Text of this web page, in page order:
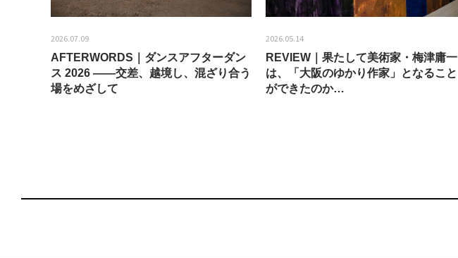
2026.07.09
AFTERWORDS｜ダンスアフターダン
ス 2026 ——交差、越境し、混ざり合う
場をめざして
2026.05.14
REVIEW｜果たして美術家・梅津庸一
は、「大阪のゆかり作家」となること
ができたのか…